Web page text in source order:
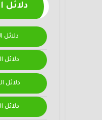
دلائل
دلائل
دلائل
دلائل
دلائل